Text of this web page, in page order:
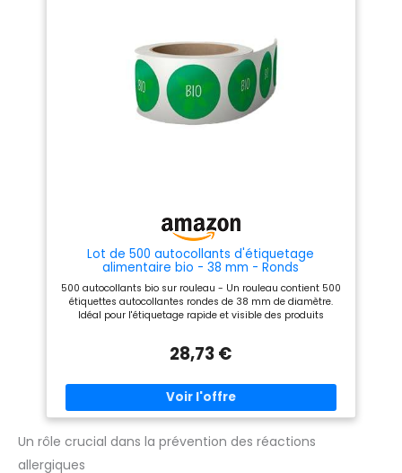
la date et le nom des aliments
avec un stylo à bille sur nos
étiquettes de conservation des
aliments. Vous pourrez ainsi
identifier plus facilement les
types d'aliments et leur durée
de conservation. ✅Couleur
de couleurs différents. Chaque
étiquette adhésive universelle
a sa propre ligne de couleur,
ce qui vous permet
d'organiser facilement votre
congélateur ou votre cuisine.
✅Autres applications :
Pratique pour les cuisines, les
Lot de 500 autocollants d'étiquetage
alimentaire bio - 38 mm - Ronds
500 autocollants bio sur rouleau - Un rouleau contient 500
étiquettes autocollantes rondes de 38 mm de diamètre.
Idéal pour l'étiquetage rapide et visible des produits
alimentaire, la restauration, les hôtels, les buffets, la
pour l'emballage alimentaire, l'emballage de vente,
l'étiquetage des produits, l'étiquetage des marchandises,
les conteneurs de stockage, les emballages d'expédition et
les boîtes alimentaires. Matériau robuste : imperméable,
résistant aux intempéries, aux rayures et à l'abrasion.
Adhère de manière fiable. Convient pour une utilisation
dans le réfrigérateur. Pour un étiquetage clair : prend en
28,73 €
Un rôle crucial dans la prévention des réactions
allergiques